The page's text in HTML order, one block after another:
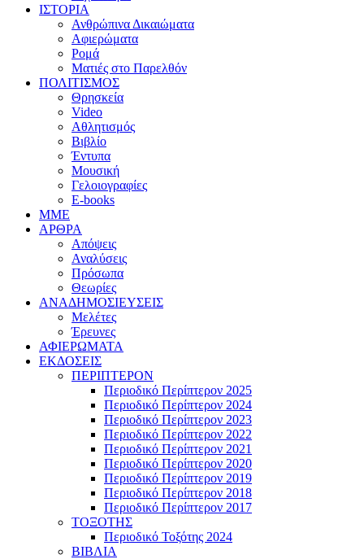
ΙΣΤΟΡΙΑ
Ανθρώπινα Δικαιώματα
Αφιερώματα
Ρομά
Ματιές στο Παρελθόν
ΠΟΛΙΤΙΣΜΟΣ
Θρησκεία
Video
Αθλητισμός
Βιβλίο
Έντυπα
Μουσική
Γελοιογραφίες
E-books
MME
ΑΡΘΡΑ
Απόψεις
Αναλύσεις
Πρόσωπα
Θεωρίες
ΑΝΑΔΗΜΟΣΙΕΥΣΕΙΣ
Μελέτες
Έρευνες
ΑΦΙΕΡΩΜΑΤΑ
ΕΚΔΟΣΕΙΣ
ΠΕΡΙΠΤΕΡΟΝ
Περιοδικό Περίπτερον 2025
Περιοδικό Περίπτερον 2024
Περιοδικό Περίπτερον 2023
Περιοδικό Περίπτερον 2022
Περιοδικό Περίπτερον 2021
Περιοδικό Περίπτερον 2020
Περιοδικό Περίπτερον 2019
Περιοδικό Περίπτερον 2018
Περιοδικό Περίπτερον 2017
ΤΟΞΟΤΗΣ
Περιοδικό Τοξότης 2024
ΒΙΒΛΙΑ